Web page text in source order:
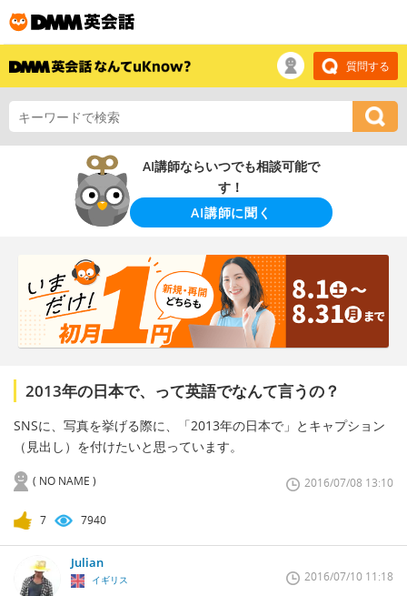
質問する
AI講師ならいつでも相談可能で
す！
AI講師に聞く
2013年の日本で、って英語でなんて言うの？
SNSに、写真を挙げる際に、「2013年の日本で」とキャプション
（見出し）を付けたいと思っています。
( NO NAME ) 2016/07/08 13:10
7 7940
Julian
イギリス 2016/07/10 11:18